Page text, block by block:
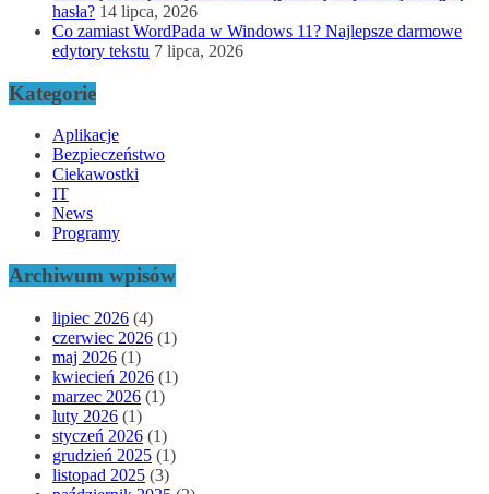
hasła? 14 lipca, 2026
Co zamiast WordPada w Windows 11? Najlepsze darmowe
edytory tekstu 7 lipca, 2026
Kategorie
Aplikacje
Bezpieczeństwo
Ciekawostki
IT
News
Programy
Archiwum wpisów
lipiec 2026 (4)
czerwiec 2026 (1)
maj 2026 (1)
kwiecień 2026 (1)
marzec 2026 (1)
luty 2026 (1)
styczeń 2026 (1)
grudzień 2025 (1)
listopad 2025 (3)